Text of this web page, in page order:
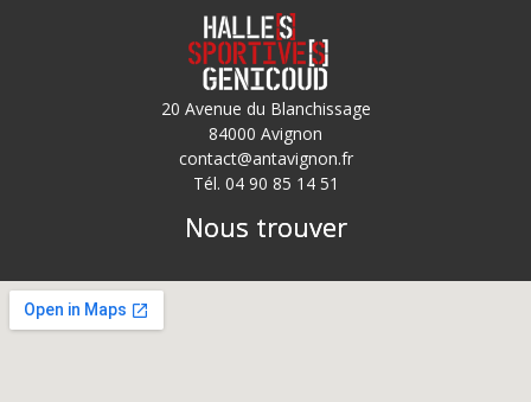
20 Avenue du Blanchissage
84000 Avignon
contact@antavignon.fr
Tél. 04 90 85 14 51
Nous trouver